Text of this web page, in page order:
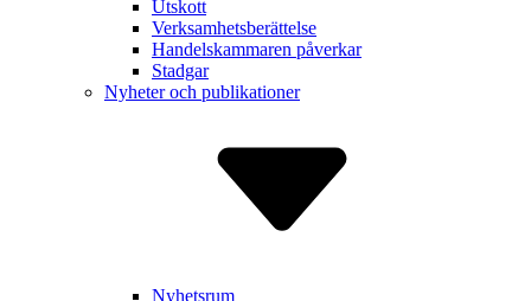
Utskott
Verksam­hetsberätt­else
Handels­kammaren påverkar
Stadgar
Nyheter och publikationer
Nyhetsrum